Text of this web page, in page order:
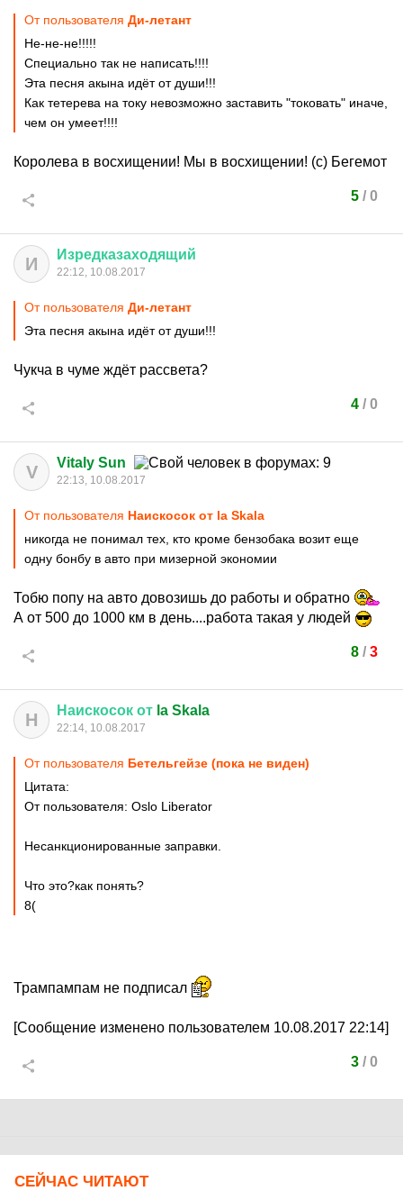
От пользователя Ди-летант
Не-не-не!!!!!
Специально так не написать!!!!
Эта песня акына идёт от души!!!
Как тетерева на току невозможно заставить "токовать" иначе,
чем он умеет!!!!
Королева в восхищении! Мы в восхищении! (с) Бегемот
5/ 0
И Изредказаходящий
22:12, 10.08.2017
От пользователя Ди-летант
Эта песня акына идёт от души!!!
Чукча в чуме ждёт рассвета?
4/ 0
V Vitaly Sun
22:13, 10.08.2017
От пользователя Наискосок от la Skala
никогда не понимал тех, кто кроме бензобака возит еще
одну бонбу в авто при мизерной экономии
Тобю попу на авто довозишь до работы и обратно
А от 500 до 1000 км в день....работа такая у людей
8/ 3
Н Наискосок от la Skala
22:14, 10.08.2017
От пользователя Бетельгейзе (пока не виден)
Цитата:
От пользователя: Oslo Liberator
Несанкционированные заправки.
Что это?как понять?
8(
Трампампам не подписал
[Сообщение изменено пользователем 10.08.2017 22:14]
3/ 0
СЕЙЧАС ЧИТАЮТ